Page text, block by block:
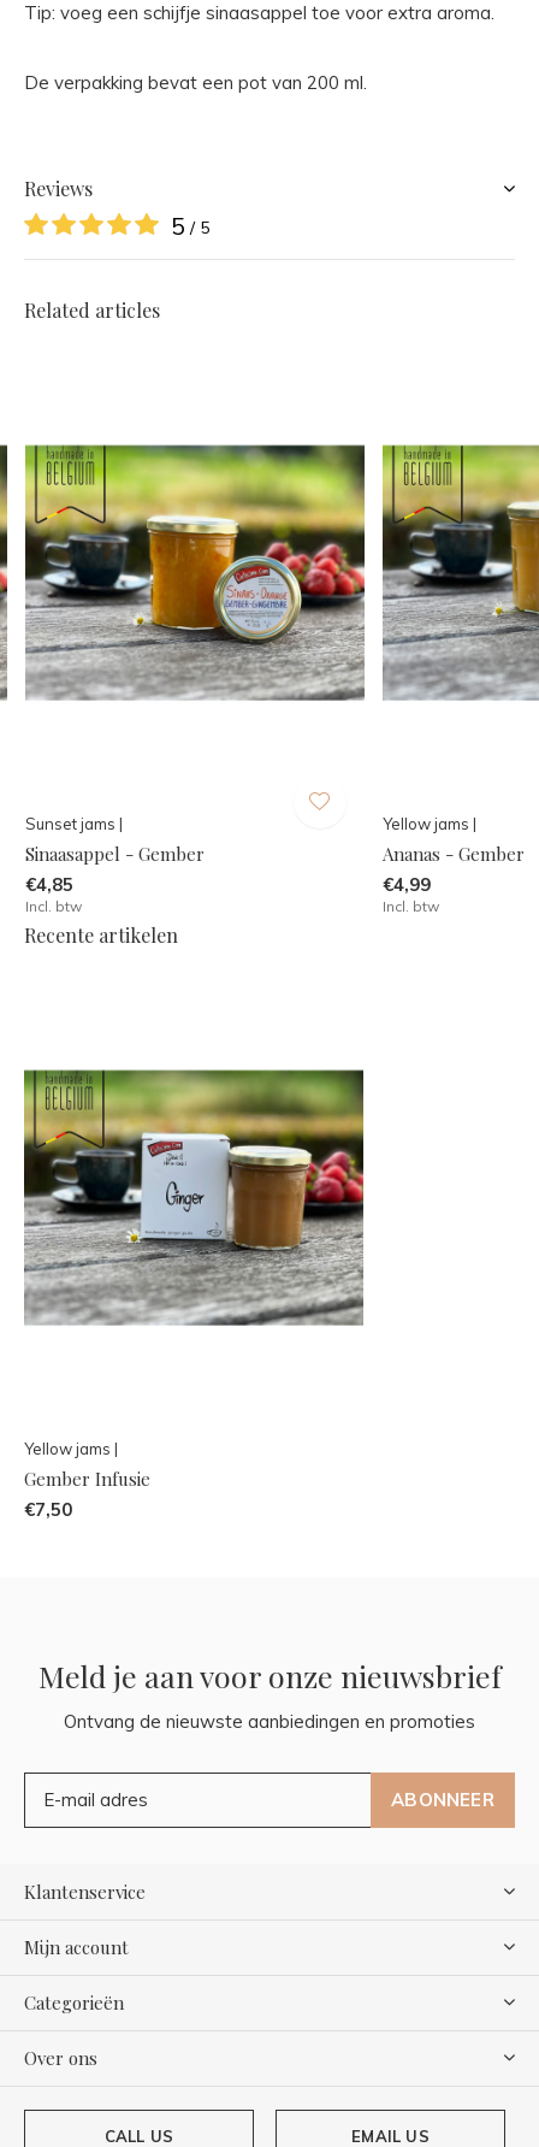
Tip: voeg een schijfje sinaasappel toe voor extra aroma.
De verpakking bevat een pot van 200 ml.
Reviews
5 / 5
Related articles
Sunset jams |
Sinaasappel - Gember
€4,85
Incl. btw
Yellow jams |
Ananas - Gember
€4,99
Incl. btw
Recente artikelen
Yellow jams |
Gember Infusie
€7,50
Meld je aan voor onze nieuwsbrief
Ontvang de nieuwste aanbiedingen en promoties
ABONNEER
Klantenservice
Mijn account
Categorieën
Over ons
CALL US EMAIL US